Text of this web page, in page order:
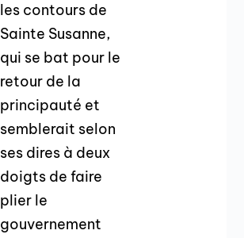
les contours de
Sainte Susanne,
qui se bat pour le
retour de la
principauté et
semblerait selon
ses dires à deux
doigts de faire
plier le
gouvernement